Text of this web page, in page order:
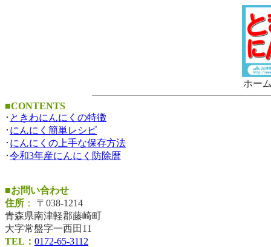
ホー
■CONTENTS
･ ときわにんにくの特徴
･ にんにく簡単レシピ
･ にんにくの上手な保存方法
･令和3年産にんにく防除暦
■お問い合わせ
住所 ：
〒038-1214
青森県南津軽郡藤崎町
大字常盤字一西田11
TEL： 0172-65-3112